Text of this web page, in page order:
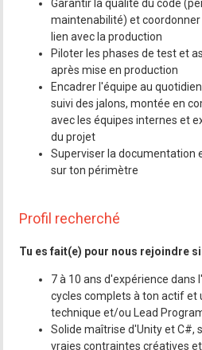
Garantir la qualité du code
maintenabilité) et
lien avec la production
Piloter les phases de test et
après mise en production
Encadrer l'équipe au
suivi des jalons, montée en
avec les équipes internes et
du projet
Superviser la documentation
sur ton périmètre
Profil recherché
Tu es fait(e) pour nous rejoindre
7 à 10 ans d'expérience dans
cycles complets à ton actif et
technique et/ou Lead
Solide maîtrise d'Unity et C#,
vraies contraintes créatives